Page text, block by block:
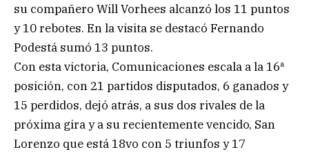
su compañero Will Vorhees alcanzó los 11 puntos
y 10 rebotes. En la visita se destacó Fernando
Podestá sumó 13 puntos.
Con esta victoria, Comunicaciones escala a la 16ª
posición, con 21 partidos disputados, 6 ganados y
15 perdidos, dejó atrás, a sus dos rivales de la
próxima gira y a su recientemente vencido, San
Lorenzo que está 18vo con 5 triunfos y 17